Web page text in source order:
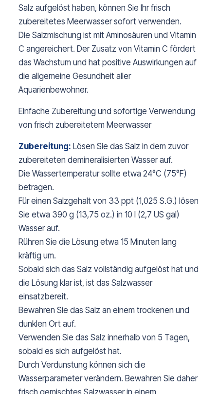
Salz aufgelöst haben, können Sie Ihr frisch
zubereitetes Meerwasser sofort verwenden.
Die Salzmischung ist mit Aminosäuren und Vitamin
C angereichert. Der Zusatz von Vitamin C fördert
das Wachstum und hat positive Auswirkungen auf
die allgemeine Gesundheit aller
Aquarienbewohner.
Einfache Zubereitung und sofortige Verwendung
von frisch zubereitetem Meerwasser
Zubereitung: Lösen Sie das Salz in dem zuvor
zubereiteten demineralisierten Wasser auf.
Die Wassertemperatur sollte etwa 24°C (75°F)
betragen.
Für einen Salzgehalt von 33 ppt (1,025 S.G.) lösen
Sie etwa 390 g (13,75 oz.) in 10 l (2,7 US gal)
Wasser auf.
Rühren Sie die Lösung etwa 15 Minuten lang
kräftig um.
Sobald sich das Salz vollständig aufgelöst hat und
die Lösung klar ist, ist das Salzwasser
einsatzbereit.
Bewahren Sie das Salz an einem trockenen und
dunklen Ort auf.
Verwenden Sie das Salz innerhalb von 5 Tagen,
sobald es sich aufgelöst hat.
Durch Verdunstung können sich die
Wasserparameter verändern. Bewahren Sie daher